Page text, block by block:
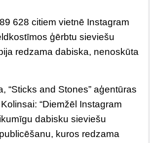
628 citiem vietnē Instagram
ģērbtu sieviešu
redzama dabiska, nenoskūta
“Sticks and Stones” aģentūras
“Diemžēl Instagram
dabisku sieviešu
kuros redzama